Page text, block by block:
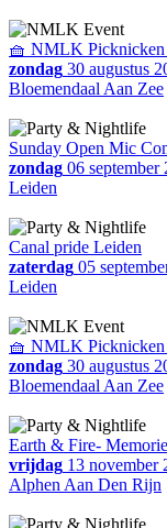
🧺 NMLK Picknicken
zondag 30 augustus
Bloemendaal Aan Zee
Sunday Open Mic
zondag 06 september
Leiden
Canal pride Leiden
zaterdag 05
Leiden
🧺 NMLK Picknicken
zondag 30 augustus
Bloemendaal Aan Zee
Earth & Fire-
vrijdag 13 november
Alphen Aan Den Rijn